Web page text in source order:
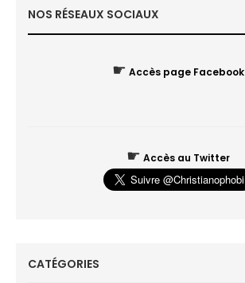
NOS RÉSEAUX SOCIAUX
☛ Accès page Facebook
☛ Accès au Twitter
CATÉGORIES